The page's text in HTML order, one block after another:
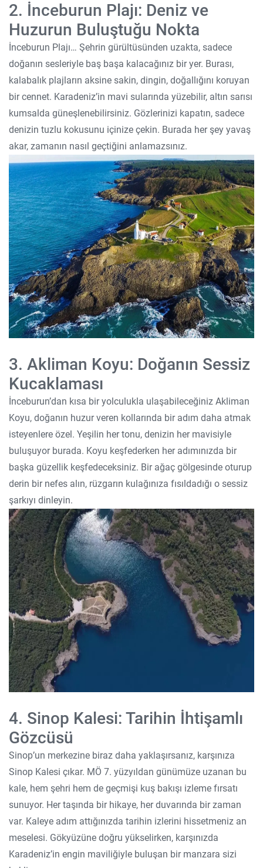
2. İnceburun Plajı: Deniz ve
Huzurun Buluştuğu Nokta
İnceburun Plajı… Şehrin gürültüsünden uzakta, sadece
doğanın sesleriyle baş başa kalacağınız bir yer. Burası,
kalabalık plajların aksine sakin, dingin, doğallığını koruyan
bir cennet. Karadeniz’in mavi sularında yüzebilir, altın sarısı
kumsalda güneşlenebilirsiniz. Gözlerinizi kapatın, sadece
denizin tuzlu kokusunu içinize çekin. Burada her şey yavaş
akar, zamanın nasıl geçtiğini anlamazsınız.
3. Akliman Koyu: Doğanın Sessiz
Kucaklaması
İnceburun’dan kısa bir yolculukla ulaşabileceğiniz Akliman
Koyu, doğanın huzur veren kollarında bir adım daha atmak
isteyenlere özel. Yeşilin her tonu, denizin her mavisiyle
buluşuyor burada. Koyu keşfederken her adımınızda bir
başka güzellik keşfedeceksiniz. Bir ağaç gölgesinde oturup
derin bir nefes alın, rüzgarın kulağınıza fısıldadığı o sessiz
şarkıyı dinleyin.
4. Sinop Kalesi: Tarihin İhtişamlı
Gözcüsü
Sinop’un merkezine biraz daha yaklaşırsanız, karşınıza
Sinop Kalesi çıkar. MÖ 7. yüzyıldan günümüze uzanan bu
kale, hem şehri hem de geçmişi kuş bakışı izleme fırsatı
sunuyor. Her taşında bir hikaye, her duvarında bir zaman
var. Kaleye adım attığınızda tarihin izlerini hissetmeniz an
meselesi. Gökyüzüne doğru yükselirken, karşınızda
Karadeniz’in engin maviliğiyle buluşan bir manzara sizi